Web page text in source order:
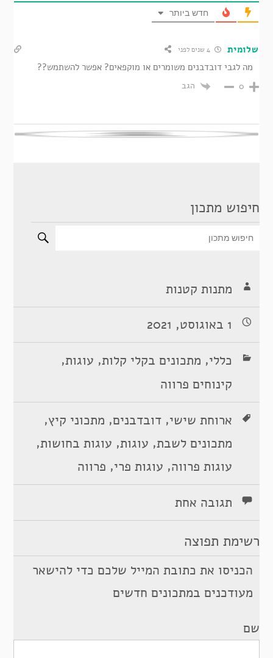
חדש ביותר
שלומית
מה לגבי דובדבנים משומרים או מוקפאים? אפשר להשתמש??
0 הגב
חיפוש מתכון
מתנות קטנות
1 באוגוסט, 2021
כללי, מתכונים בקלי קלות, עוגות,
קינוחים פרווה
ארוחת שישי,דובדבנים, מתכוני קיץ,
מתכונים לשבת, עוגות, עוגות בחושות,
עוגות פרווה, עוגות פרי, פרווה
תגובה אחת
רשימת תפוצה
הכניסו את כתובת המייל שלכם כדי להישאר
מעודכנים במתכונים חדשים
שם